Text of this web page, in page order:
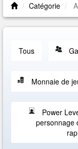
Catégorie
Tous
Monnaie de
Power
personnage